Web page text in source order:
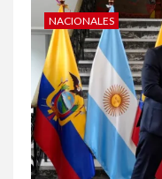
NACIONALES